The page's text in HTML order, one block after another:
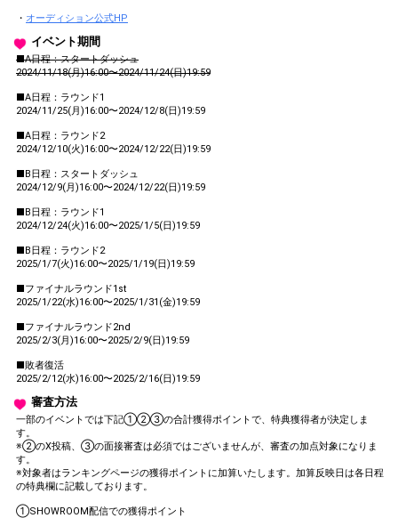
・ オーディション公式HP
イベント期間
■A日程：スタートダッシュ
2024/11/18(月)16:00〜2024/11/24(日)19:59
■A日程：ラウンド1
2024/11/25(月)16:00〜2024/12/8(日)19:59
■A日程：ラウンド2
2024/12/10(火)16:00〜2024/12/22(日)19:59
■B日程：スタートダッシュ
2024/12/9(月)16:00〜2024/12/22(日)19:59
■B日程：ラウンド1
2024/12/24(火)16:00〜2025/1/5(日)19:59
■B日程：ラウンド2
2025/1/7(火)16:00〜2025/1/19(日)19:59
■ファイナルラウンド1st
2025/1/22(水)16:00〜2025/1/31(金)19:59
■ファイナルラウンド2nd
2025/2/3(月)16:00〜2025/2/9(日)19:59
■敗者復活
2025/2/12(水)16:00〜2025/2/16(日)19:59
審査方法
一部のイベントでは下記①②③の合計獲得ポイントで、特典獲得者が決定しま
す。
※②のX投稿、③の面接審査は必須ではございませんが、審査の加点対象になりま
す。
※対象者はランキングページの獲得ポイントに加算いたします。加算反映日は各日程
の特典欄に記載しております。
①SHOWROOM配信での獲得ポイント